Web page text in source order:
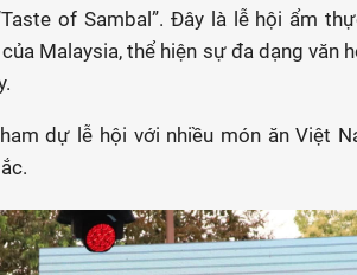
of Sambal”. Đây là lễ hội ẩm
Malaysia, thể hiện sự đa dạng văn
dự lễ hội với nhiều món ăn Việt